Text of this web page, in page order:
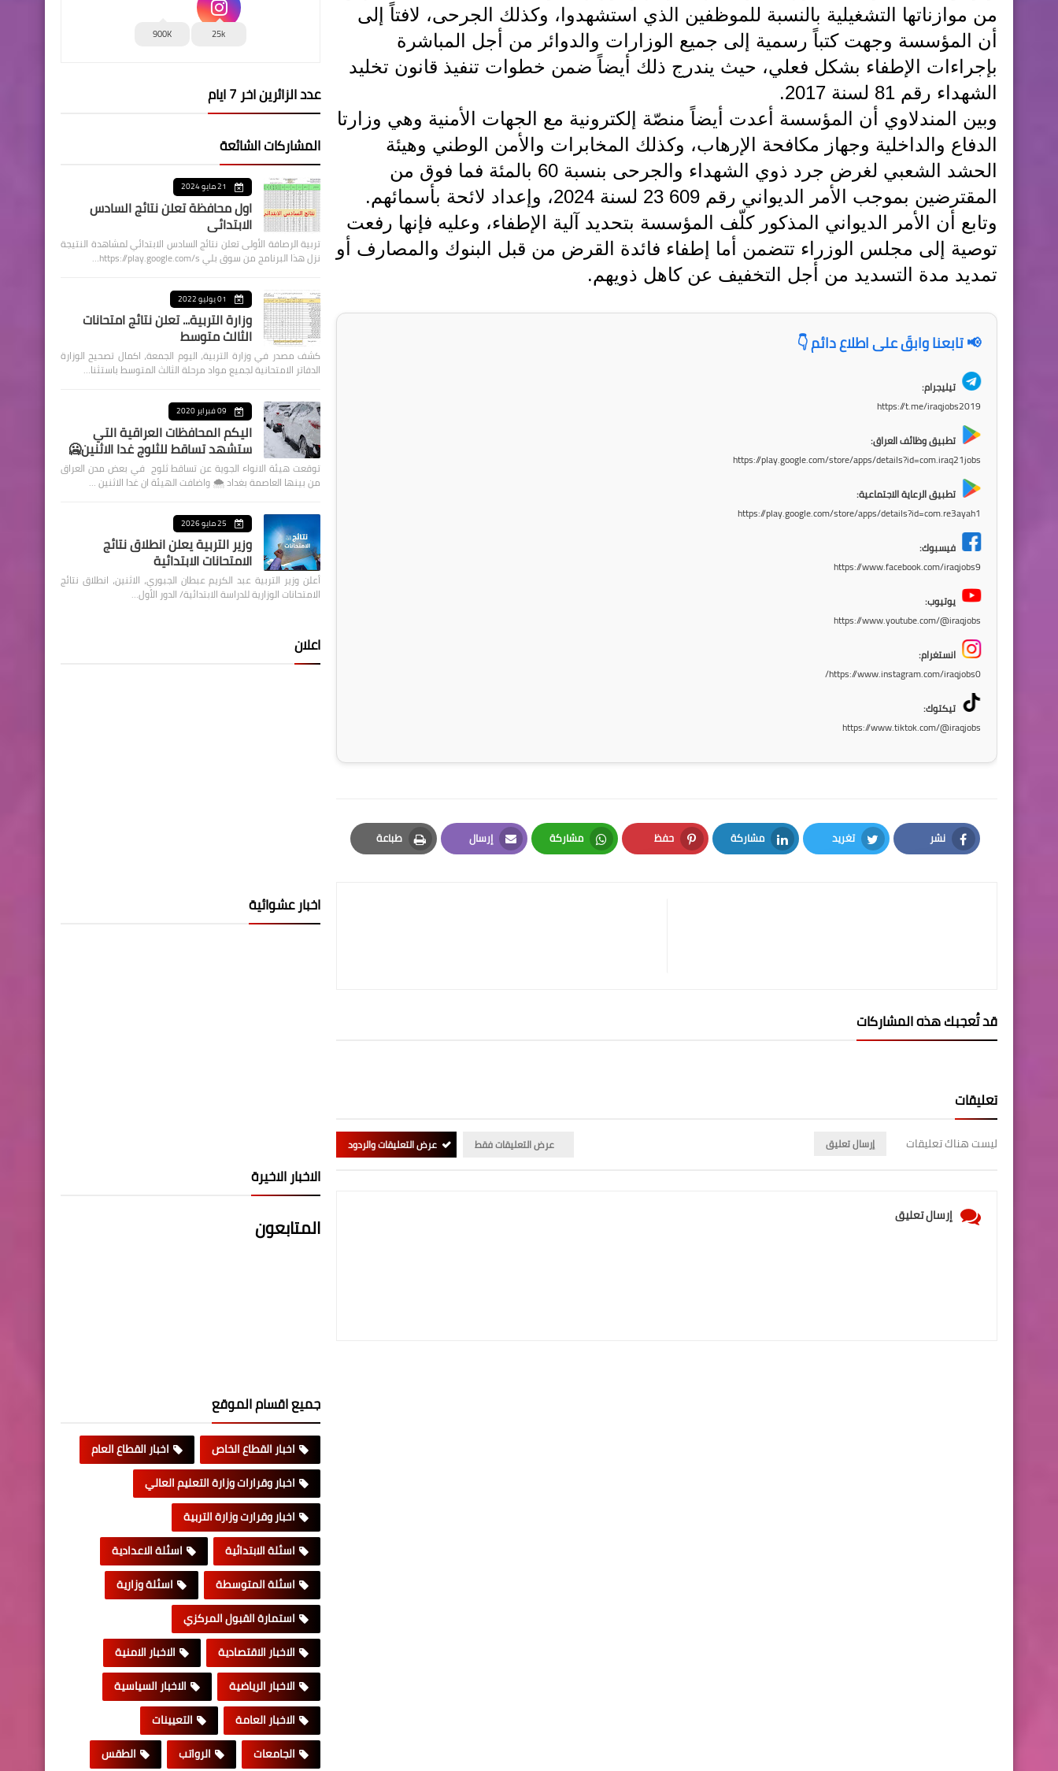
من موازناتها التشغيلية بالنسبة للموظفين الذي استشهدوا، وكذلك الجرحى، لافتاً إلى
أن المؤسسة وجهت كتباً رسمية إلى جميع الوزارات والدوائر من أجل المباشرة
بإجراءات الإطفاء بشكل فعلي، حيث يندرج ذلك أيضاً ضمن خطوات تنفيذ قانون تخليد
الشهداء رقم 81 لسنة 2017.
وبين المندلاوي أن المؤسسة أعدت أيضاً منصّة إلكترونية مع الجهات الأمنية وهي وزارتا
الدفاع والداخلية وجهاز مكافحة الإرهاب، وكذلك المخابرات والأمن الوطني وهيئة
الحشد الشعبي لغرض جرد ذوي الشهداء والجرحى بنسبة 60 بالمئة فما فوق من
المقترضين بموجب الأمر الديواني رقم 609 23 لسنة 2024، وإعداد لائحة بأسمائهم.
وتابع أن الأمر الديواني المذكور كلّف المؤسسة بتحديد آلية الإطفاء، وعليه فإنها رفعت
توصية إلى مجلس الوزراء تتضمن أما إطفاء فائدة القرض من قبل البنوك والمصارف أو
تمديد مدة التسديد من أجل التخفيف عن كاهل ذويهم.
📢 تابعنا وابقَ على اطلاع دائم 👇
تيليجرام:
https://t.me/iraqjobs2019
تطبيق وظائف العراق:
https://play.google.com/store/apps/details?id=com.iraq21jobs
تطبيق الرعاية الاجتماعية:
https://play.google.com/store/apps/details?id=com.re3ayah1
فيسبوك:
https://www.facebook.com/iraqjobs9
يوتيوب:
https://www.youtube.com/@iraqjobs
انستغرام:
https://www.instagram.com/iraqjobs0/
تيكتوك:
https://www.tiktok.com/@iraqjobs
نشر
Facebook
تغريد
Twitter
مشاركة
LinkedIn
حفظ
Pinterest
مشاركة
Whatsapp
إرسال
Email
طباعة
Print
قد تُعجبك هذه المشاركات
تعليقات
ليست هناك تعليقات إرسال تعليق عرض التعليقات فقط عرض التعليقات والردود
إرسال تعليق
25k
900K
عدد الزائرين اخر 7 ايام
المشاركات الشائعة
21 مايو 2024
اول محافظة تعلن نتائج السادس
الابتدائي
تربية الرصافة الأولى تعلن نتائج السادس الابتدائي لمشاهدة النتيجة
نزل هذا البرنامج من سوق بلي https://play.google.com/s…
01 يوليو 2022
وزارة التربية... تعلن نتائج امتحانات
الثالث متوسط
كشف مصدر في وزارة التربية، اليوم الجمعة، اكمال تصحيح الوزارة
الدفاتر الامتحانية لجميع مواد مرحلة الثالث المتوسط باستثنا…
09 فبراير 2020
اليكم المحافظات العراقية التي
ستشهد تساقط للثلوج غدا الاثنين🥶
توقعت هيئة الانواء الجوية عن تساقط ثلوج في بعض مدن العراق
من بينها العاصمة بغداد ⁦🌨️⁩ واضافت الهيئة ان غدا الاثنين …
25 مايو 2026
وزير التربية يعلن انطلاق نتائج
الامتحانات الابتدائية
أعلن وزير التربية عبد الكريم عبطان الجبوري، الاثنين، انطلاق نتائج
الامتحانات الوزارية للدراسة الابتدائية/ الدور الأول…
اعلان
اخبار عشوائية
الاخبار الاخيرة
المتابعون
جميع اقسام الموقع
اخبار القطاع الخاص
اخبار القطاع العام
اخبار وقرارات وزارة التعليم العالي
اخبار وقرارت وزارة التربية
اسئلة الابتدائية
اسئلة الاعدادية
اسئلة المتوسطة
اسئلة وزارية
استمارة القبول المركزي
الاخبار الاقتصادية
الاخبار الامنية
الاخبار الرياضية
الاخبار السياسية
الاخبار العامة
التعيينات
الجامعات
الرواتب الطقس